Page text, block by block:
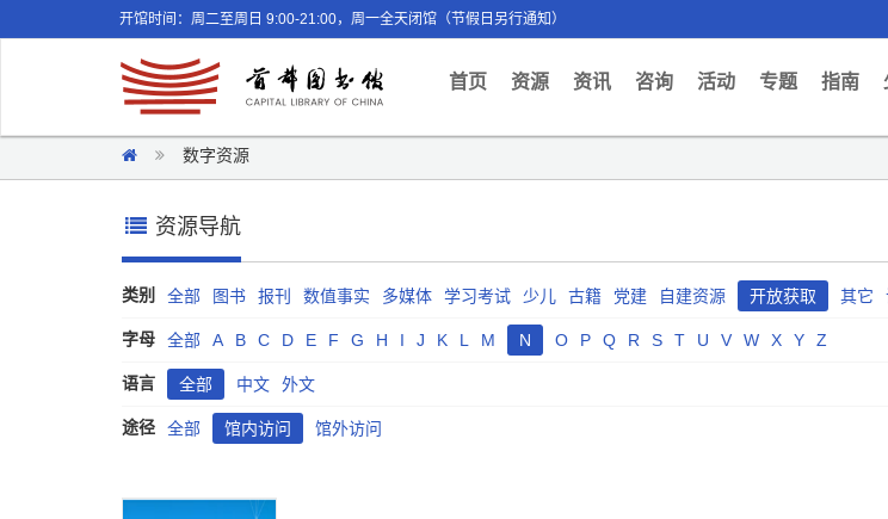
开馆时间：周二至周日 9:00-21:00，周一全天闭馆（节假日另行通知）
首页(current)
资源 资讯 咨询 活动 专题 指南
数字资源
资源导航
类别 全部 图书 报刊 数值事实 多媒体 学习考试 少儿 古籍 党建 自建资源 开放获取 其它
字母 全部 A B C D E F G H I J K L M N O P Q R S T U V W X Y Z
语言 全部 中文 外文
途径 全部 馆内访问 馆外访问